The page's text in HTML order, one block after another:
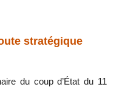
stratégique
du coup d’État du 11